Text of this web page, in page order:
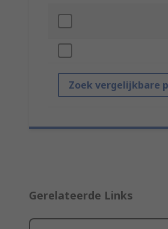
Zoek vergelijkbare
Gerelateerde Links